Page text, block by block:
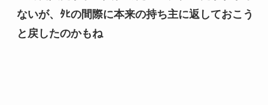
ないが、ﾀﾋの間際に本来の持ち主に返しておこう
と戻したのかもね